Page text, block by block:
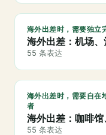
海外出差时，需要独立
海外出差：机场
55 条表达
海外出差时，需要自在
者
海外出差：咖啡
55 条表达